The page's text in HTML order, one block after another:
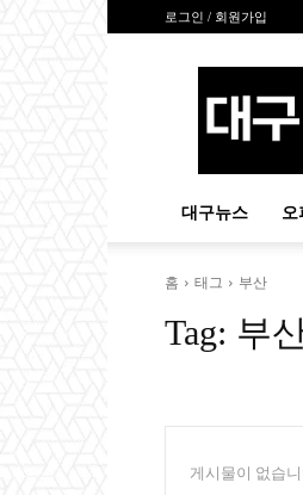
로그인 / 회원가입
대구뉴스 오
홈 태그 부산
Tag: 부
게시물이 없습